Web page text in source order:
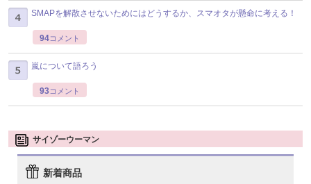
SMAPを解散させないためにはどうするか、スマオタが懸命に考える！
94コメント
嵐について語ろう
93コメント
サイゾーウーマン
新着商品